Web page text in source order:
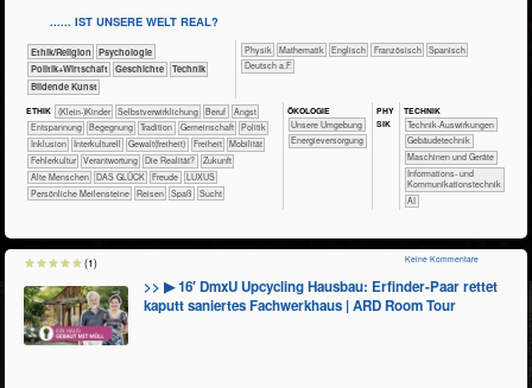
...... IST UNSERE WELT REAL?
​​​​​​​​​​Ethik/​Religion
​​​​​​​​​​Psychologie
​​​​​​​​​Politik+​Wirtschaft
​​​​​​​​Geschichte
​Technik
Bildende Kunst
​​​​​​​Physik ​​​​​​Mathematik ​​​​Englisch ​​​​Französisch
​​​​Spanisch
​​​Deutsch a.F.
ETHIK (Klein-)Kinder ​​​​​​​​​​​​​​​​​​​​​​​​​​​​​​​​​​​​​​​​Selbst­verwirklichung ​​​​​​​​​​​​​​​Beruf
​​​​​​​​​​​​​Angst
​​​​​​​​​​​​​Entspannung
​​​​​​​​​​​​Begegnung ​​​​​​​​​​​Tradition ​​​​​​​​​​Gemeinschaft
​​​​​​​​​Politik
​​​​​​​​Inklusion
​​​​​​​​Interkulturell ​​​​Gewalt(freiheit) ​​​Freiheit
​​​Mobilität
​​Fehlerkultur
​​Verantwortung ​Die Realität?
​Zukunft
Alte Menschen
DAS GLÜCK Freude
LUXUS
Persönliche Meilensteine
Reisen Spaß Sucht
ÖKO​LOGIE
​​​​​​​​​​​​​Unsere Umgebung
​​​Energieversorgung
PHY​
SIK
TECH​NIK
​​​​​​Technik-Auswirkungen
​​​​​Gebäudetechnik
​​​​Maschinen und Geräte
​​​Informations- und
Kommunikationstechnik
​​AI
>> ▶ 16′ DmxU Upcycling Hausbau: Erfinder-Paar rettet
kaputt saniertes Fachwerkhaus | ARD Room Tour
Keine Kommentare
(1)